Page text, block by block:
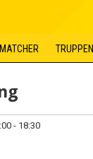
MATCHER TRUPPEN
- 18:30